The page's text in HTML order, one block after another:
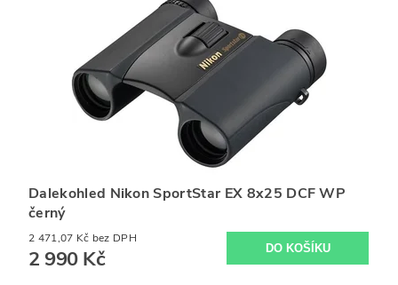
Dalekohled Nikon SportStar EX 8x25 DCF WP
černý
2 471,07 Kč bez DPH
2 990 Kč